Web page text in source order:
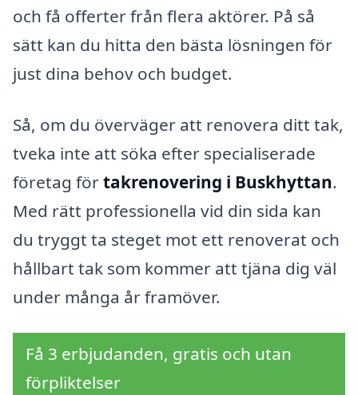
och få offerter från flera aktörer. På så
sätt kan du hitta den bästa lösningen för
just dina behov och budget.
Så, om du överväger att renovera ditt tak,
tveka inte att söka efter specialiserade
företag förtakrenovering i Buskhyttan.
Med rätt professionella vid din sida kan
du tryggt ta steget mot ett renoverat och
hållbart tak som kommer att tjäna dig väl
under många år framöver.
Få 3 erbjudanden, gratis och utan
förpliktelser